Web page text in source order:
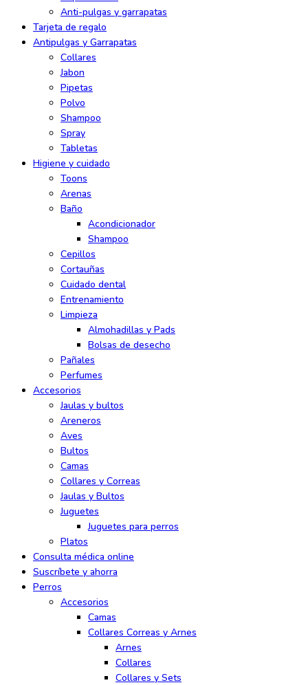
Anti-pulgas y garrapatas
Tarjeta de regalo
Antipulgas y Garrapatas
Collares
Jabon
Pipetas
Polvo
Shampoo
Spray
Tabletas
Higiene y cuidado
Toons
Arenas
Baño
Acondicionador
Shampoo
Cepillos
Cortauñas
Cuidado dental
Entrenamiento
Limpieza
Almohadillas y Pads
Bolsas de desecho
Pañales
Perfumes
Accesorios
Jaulas y bultos
Areneros
Aves
Bultos
Camas
Collares y Correas
Jaulas y Bultos
Juguetes
Juguetes para perros
Platos
Consulta médica online
Suscríbete y ahorra
Perros
Accesorios
Camas
Collares Correas y Arnes
Arnes
Collares
Collares y Sets